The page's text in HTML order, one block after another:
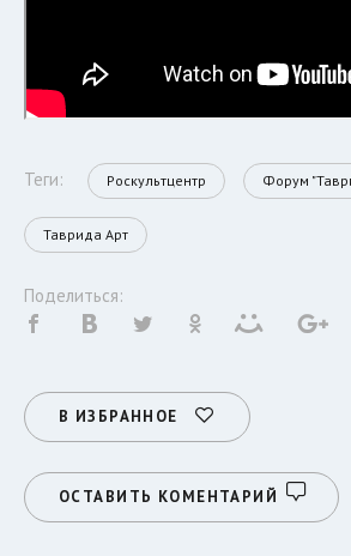
Теги: Роскультцентр Форум
Таврида Арт
Поделиться:
В ИЗБРАННОЕ
ОСТАВИТЬ КОМЕНТАРИЙ